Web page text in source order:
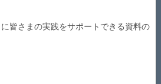
皆さまの実践をサポートできる資料の